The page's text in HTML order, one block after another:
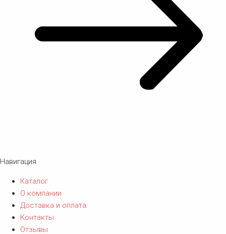
Навигация
Каталог
О компании
Доставка и оплата
Контакты
Отзывы